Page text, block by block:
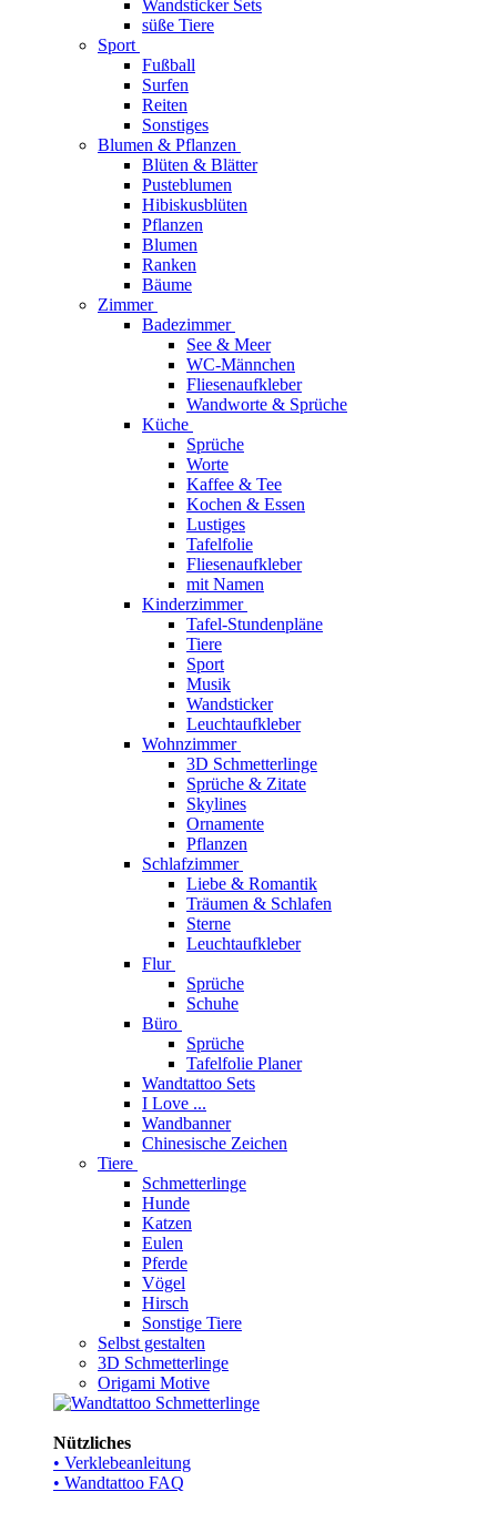
Wandsticker Sets
süße Tiere
Sport
Fußball
Surfen
Reiten
Sonstiges
Blumen & Pflanzen
Blüten & Blätter
Pusteblumen
Hibiskusblüten
Pflanzen
Blumen
Ranken
Bäume
Zimmer
Badezimmer
See & Meer
WC-Männchen
Fliesenaufkleber
Wandworte & Sprüche
Küche
Sprüche
Worte
Kaffee & Tee
Kochen & Essen
Lustiges
Tafelfolie
Fliesenaufkleber
mit Namen
Kinderzimmer
Tafel-Stundenpläne
Tiere
Sport
Musik
Wandsticker
Leuchtaufkleber
Wohnzimmer
3D Schmetterlinge
Sprüche & Zitate
Skylines
Ornamente
Pflanzen
Schlafzimmer
Liebe & Romantik
Träumen & Schlafen
Sterne
Leuchtaufkleber
Flur
Sprüche
Schuhe
Büro
Sprüche
Tafelfolie Planer
Wandtattoo Sets
I Love ...
Wandbanner
Chinesische Zeichen
Tiere
Schmetterlinge
Hunde
Katzen
Eulen
Pferde
Vögel
Hirsch
Sonstige Tiere
Selbst gestalten
3D Schmetterlinge
Origami Motive
Nützliches
• Verklebeanleitung
• Wandtattoo FAQ